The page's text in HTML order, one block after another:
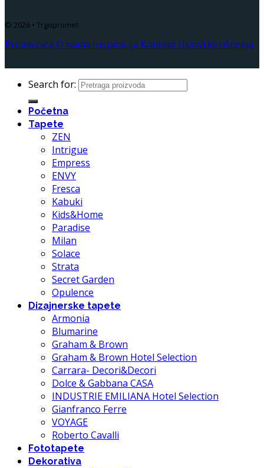
© 2026 • Trgopromet
Prodavnica O nama Inspiracija Kontakt Uslovi korišćenja
Search for:
Početna
Tapete
ZEN
Intrigue
Empress
ENVY
Fresca
Kabuki
Kids&Home
Paradise
Milan
Solace
Strata
Secret Garden
Opulence
Dizajnerske tapete
Armonia
Blumarine
Graham & Brown
Graham & Brown Hotel Selection
Carrara- Decori&Decori
Dolce & Gabbana CASA
INDUSTRIE EMILIANA Hotel Selection
Gianfranco Ferre
VOYAGE
Roberto Cavalli
Fototapete
Dekorativa